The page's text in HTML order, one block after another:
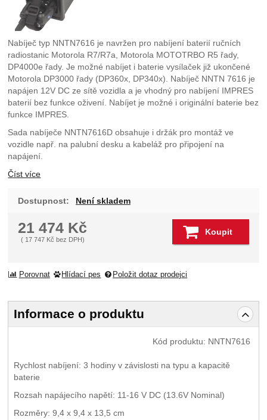
Nabíječ typ NNTN7616 je navržen pro nabíjení baterií ručních
radiostanic Motorola R7/R7a, Motorola MOTOTRBO R5 řady,
DP4000e řady. Je možné nabíjet i baterie vysílaček již ukončené
Motorola DP3000 řady (DP360x, DP340x). Nabíječ NNTN 7616 je
napájen 12V DC ze sítě vozidla a je vhodný pro nabíjení IMPRES
baterií bez funkce oživení. Nabíjet je možné i originální baterie bez
funkce IMPRES.
Sada nabíječe NNTN7616D obsahuje i držák pro montáž ve
vozidle např. na palubní desku a kabeláž pro připojení na
napájení.
Číst více
Dostupnost: Není skladem
21 474 Kč
(17 747 Kč bez DPH)
Koupit
Porovnat Hlídací pes Položit dotaz prodejci
Informace o produktu
Kód produktu: NNTN7616
Rychlost nabíjení: 3 hodiny v závislosti na typu a kapacitě
baterie
Rozsah napájecího napětí: 11-16 V DC (13.6V Nominal)
Rozměry: 9,4 x 9,4 x 13,5 cm